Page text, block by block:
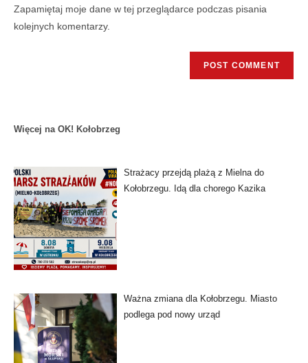
Zapamiętaj moje dane w tej przeglądarce podczas pisania
kolejnych komentarzy.
Więcej na OK! Kołobrzeg
Strażacy przejdą plażą z Mielna do
Kołobrzegu. Idą dla chorego Kazika
Ważna zmiana dla Kołobrzegu. Miasto
podlega pod nowy urząd